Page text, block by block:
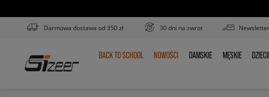
Darmowa dostawa od 350 zł 30 dni na zwrot
BACK
BACK TO SCHOOL NOWOŚCI
NOWOŚCI DAMSKIE
DAMSKIE MĘSKIE
MĘSKIE